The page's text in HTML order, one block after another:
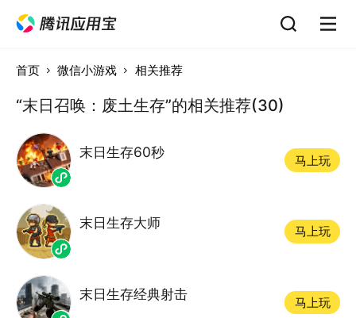
首页 微信小游戏 相关推荐
“末日召唤：废土生存”的相关推荐(30)
末日生存60秒
马上玩
末日生存大师
马上玩
末日生存经典射击
马上玩